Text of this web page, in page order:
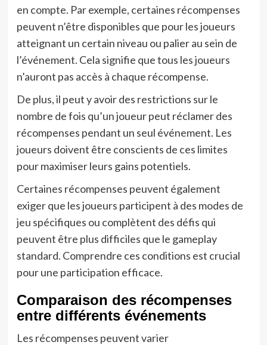
en compte. Par exemple, certaines récompenses
peuvent n’être disponibles que pour les joueurs
atteignant un certain niveau ou palier au sein de
l’événement. Cela signifie que tous les joueurs
n’auront pas accès à chaque récompense.
De plus, il peut y avoir des restrictions sur le
nombre de fois qu’un joueur peut réclamer des
récompenses pendant un seul événement. Les
joueurs doivent être conscients de ces limites
pour maximiser leurs gains potentiels.
Certaines récompenses peuvent également
exiger que les joueurs participent à des modes de
jeu spécifiques ou complètent des défis qui
peuvent être plus difficiles que le gameplay
standard. Comprendre ces conditions est crucial
pour une participation efficace.
Comparaison des récompenses
entre différents événements
Les récompenses peuvent varier